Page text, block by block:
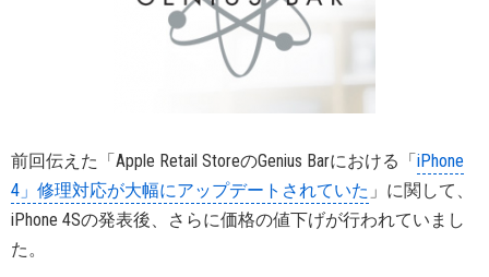
前回伝えた「Apple Retail StoreのGenius Barにおける「iPhone
4」修理対応が大幅にアップデートされていた 」に関して、
iPhone 4Sの発表後、さらに価格の値下げが行われていまし
た。